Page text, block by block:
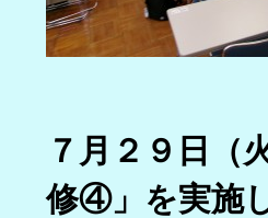
７月２９日（
修④」を実施